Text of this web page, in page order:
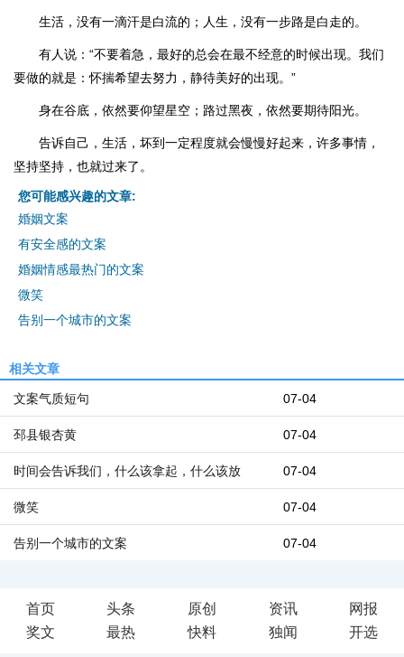
生活，没有一滴汗是白流的；人生，没有一步路是白走的。
有人说：“不要着急，最好的总会在最不经意的时候出现。我们
要做的就是：怀揣希望去努力，静待美好的出现。”
身在谷底，依然要仰望星空；路过黑夜，依然要期待阳光。
告诉自己，生活，坏到一定程度就会慢慢好起来，许多事情，
坚持坚持，也就过来了。
您可能感兴趣的文章:
婚姻文案
有安全感的文案
婚姻情感最热门的文案
微笑
告别一个城市的文案
相关文章
07-04
文案气质短句
07-04
邳县银杏黄
07-04
时间会告诉我们，什么该拿起，什么该放
07-04
微笑
07-04
告别一个城市的文案
首页 头条 原创 资讯
网报
奖文
最热 快料 独闻 开选